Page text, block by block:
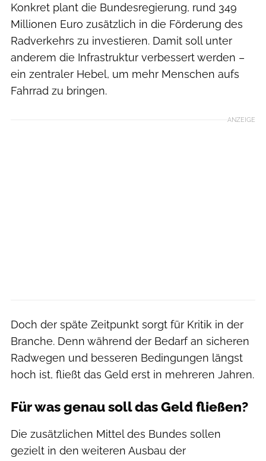
Konkret plant die Bundesregierung, rund 349
Millionen Euro zusätzlich in die Förderung des
Radverkehrs zu investieren. Damit soll unter
anderem die Infrastruktur verbessert werden –
ein zentraler Hebel, um mehr Menschen aufs
Fahrrad zu bringen.
ANZEIGE
Doch der späte Zeitpunkt sorgt für Kritik in der
Branche. Denn während der Bedarf an sicheren
Radwegen und besseren Bedingungen längst
hoch ist, fließt das Geld erst in mehreren Jahren.
Für was genau soll das Geld fließen?
Die zusätzlichen Mittel des Bundes sollen
gezielt in den weiteren Ausbau der